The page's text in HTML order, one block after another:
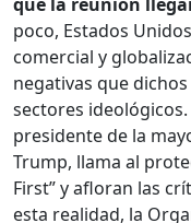
poco, Estados
comercial y
negativas que
sectores
presidente de la
Trump, llama al
First” y afloran las
esta realidad, la